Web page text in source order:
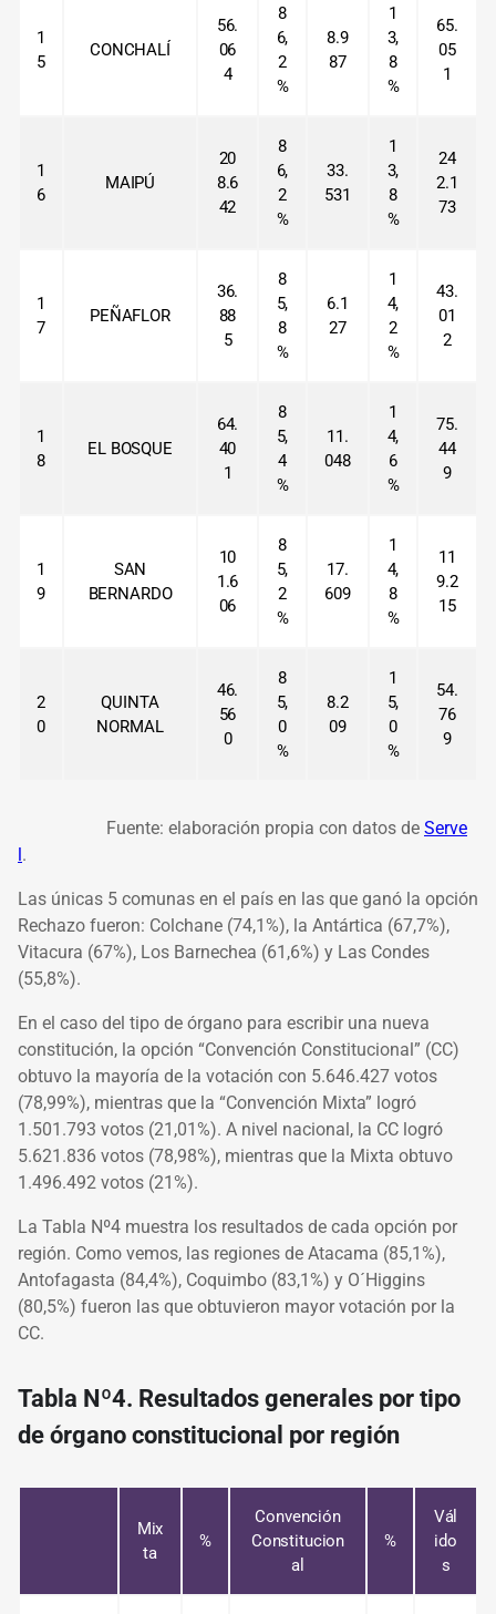
1
5
CONCHALÍ
56.
06
4
8
6,
2
%
8.9
87
1
3,
8
%
65.
05
1
1
6
MAIPÚ
20
8.6
42
8
6,
2
%
33.
531
1
3,
8
%
24
2.1
73
1
7
PEÑAFLOR
36.
88
5
8
5,
8
%
6.1
27
1
4,
2
%
43.
01
2
1
8
EL BOSQUE
64.
40
1
8
5,
4
%
11.
048
1
4,
6
%
75.
44
9
1
9
SAN
BERNARDO
10
1.6
06
8
5,
2
%
17.
609
1
4,
8
%
11
9.2
15
2
0
QUINTA
NORMAL
46.
56
0
8
5,
0
%
8.2
09
1
5,
0
%
54.
76
9
Fuente: elaboración propia con datos de Serve
l.
Las únicas 5 comunas en el país en las que ganó la opción
Rechazo fueron: Colchane (74,1%), la Antártica (67,7%),
Vitacura (67%), Los Barnechea (61,6%) y Las Condes
(55,8%).
En el caso del tipo de órgano para escribir una nueva
constitución, la opción “Convención Constitucional” (CC)
obtuvo la mayoría de la votación con 5.646.427 votos
(78,99%), mientras que la “Convención Mixta” logró
1.501.793 votos (21,01%). A nivel nacional, la CC logró
5.621.836 votos (78,98%), mientras que la Mixta obtuvo
1.496.492 votos (21%).
La Tabla Nº4 muestra los resultados de cada opción por
región. Como vemos, las regiones de Atacama (85,1%),
Antofagasta (84,4%), Coquimbo (83,1%) y O´Higgins
(80,5%) fueron las que obtuvieron mayor votación por la
CC.
Tabla Nº4. Resultados generales por tipo
de órgano constitucional por región
Mix
ta
%
Convención
Constitucion
al
%
Vál
ido
s